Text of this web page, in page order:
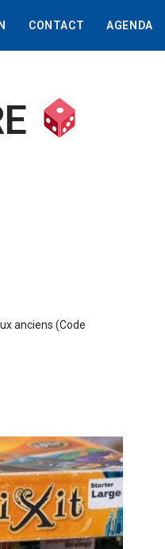
CONTACT AGENDA
anciens (Code